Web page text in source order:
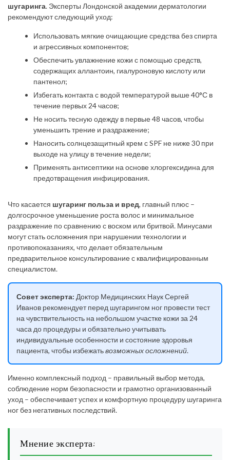
шугаринга. Эксперты Лондонской академии дерматологии
рекомендуют следующий уход:
Использовать мягкие очищающие средства без спирта
и агрессивных компонентов;
Обеспечить увлажнение кожи с помощью средств,
содержащих аллантоин, гиалуроновую кислоту или
пантенол;
Избегать контакта с водой температурой выше 40°С в
течение первых 24 часов;
Не носить тесную одежду в первые 48 часов, чтобы
уменьшить трение и раздражение;
Наносить солнцезащитный крем с SPF не ниже 30 при
выходе на улицу в течение недели;
Применять антисептики на основе хлоргексидина для
предотвращения инфицирования.
Что касается шугаринг польза и вред, главный плюс –
долгосрочное уменьшение роста волос и минимальное
раздражение по сравнению с воском или бритвой. Минусами
могут стать осложнения при нарушении технологии и
противопоказаниях, что делает обязательным
предварительное консультирование с квалифицированным
специалистом.
Совет эксперта: Доктор Медицинских Наук Сергей
Иванов рекомендует перед шугарингом ног провести тест
на чувствительность на небольшом участке кожи за 24
часа до процедуры и обязательно учитывать
индивидуальные особенности и состояние здоровья
пациента, чтобы избежатьвозможных осложнений.
Именно комплексный подход – правильный выбор метода,
соблюдение норм безопасности и грамотно организованный
уход – обеспечивает успех и комфортную процедуру шугаринга
ног без негативных последствий.
Мнение эксперта: